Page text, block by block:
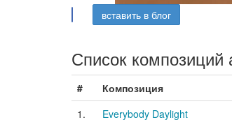
вставить в блог
Список
#
Композиция
1.
Everybody Daylight